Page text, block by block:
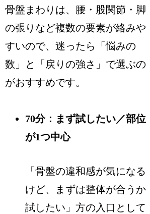
骨盤まわりは、腰・股関節・脚
の張りなど複数の要素が絡みや
すいので、迷ったら「悩みの
数」と「戻りの強さ」で選ぶの
がおすすめです。
70分：まず試したい／部位
が1つ中心
「骨盤の違和感が気になる
けど、まずは整体が合うか
試したい」方の入口として